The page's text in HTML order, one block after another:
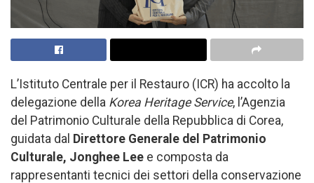
L’Istituto Centrale per il Restauro (ICR) ha accolto la
delegazione della Korea Heritage Service, l’Agenzia
del Patrimonio Culturale della Repubblica di Corea,
guidata dal Direttore Generale del Patrimonio
Culturale, Jonghee Lee e composta da
rappresentanti tecnici dei settori della conservazione